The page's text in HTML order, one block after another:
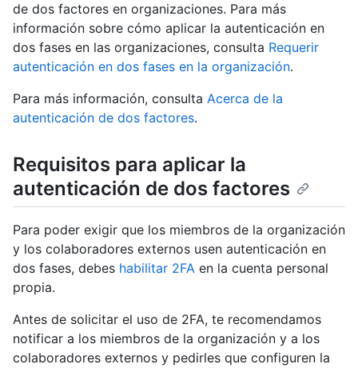
de dos factores en organizaciones. Para más
información sobre cómo aplicar la autenticación en
dos fases en las organizaciones, consulta Requerir
autenticación en dos fases en la organización.
Para más información, consulta Acerca de la
autenticación de dos factores.
Requisitos para aplicar la
autenticación de dos factores
Para poder exigir que los miembros de la organización
y los colaboradores externos usen autenticación en
dos fases, debes habilitar 2FA en la cuenta personal
propia.
Antes de solicitar el uso de 2FA, te recomendamos
notificar a los miembros de la organización y a los
colaboradores externos y pedirles que configuren la